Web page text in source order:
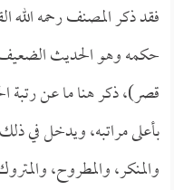
فقد ذكر المصنف رحمه الله
حكمه وهو الحديث
قصر)، ذكر هنا ما عن
بأعلى مراتبه، ويدخل في
والمنكر، والمطروح،